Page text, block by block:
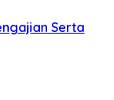
Serta